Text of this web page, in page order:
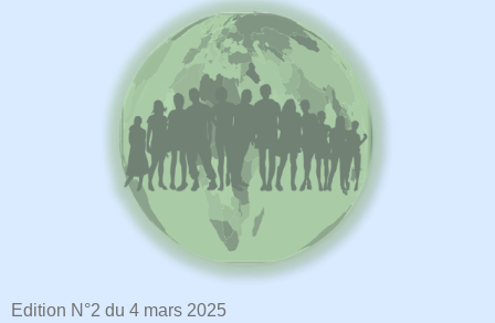
Edition N°2 du 4 mars 2025